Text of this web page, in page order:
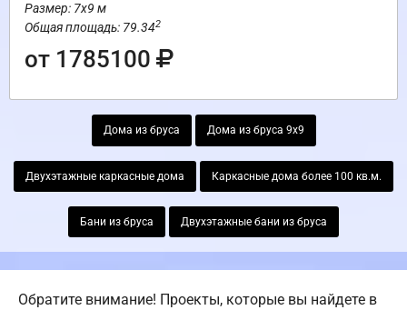
Размер: 7х9 м
Общая площадь: 79.342
от 1785100
Дома из бруса Дома из бруса 9х9
Двухэтажные каркасные дома Каркасные дома более 100 кв.м.
Бани из бруса Двухэтажные бани из бруса
Обратите внимание! Проекты, которые вы найдете в